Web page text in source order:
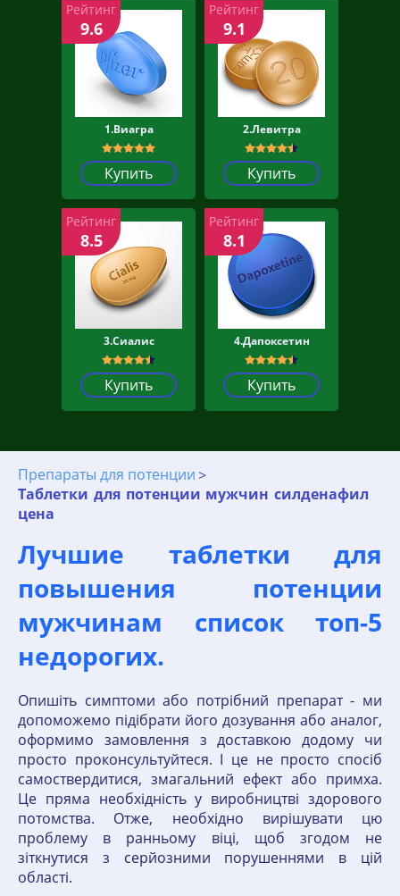
1.Виагра
Купить
Рейтинг
9.6
2.Левитра
Купить
Рейтинг
9.1
3.Сиалис
Купить
Рейтинг
8.5
4.Дапоксетин
Купить
Рейтинг
8.1
Препараты для потенции
Таблетки для потенции мужчин силденафил
цена
Лучшие таблетки для
повышения потенции
мужчинам список топ-5
недорогих.
Опишіть симптоми або потрібний препарат - ми
допоможемо підібрати його дозування або аналог,
оформимо замовлення з доставкою додому чи
просто проконсультуйтеся. І це не просто спосіб
самоствердитися, змагальний ефект або примха.
Це пряма необхідність у виробництві здорового
потомства. Отже, необхідно вирішувати цю
проблему в ранньому віці, щоб згодом не
зіткнутися з серйозними порушеннями в цій
області.